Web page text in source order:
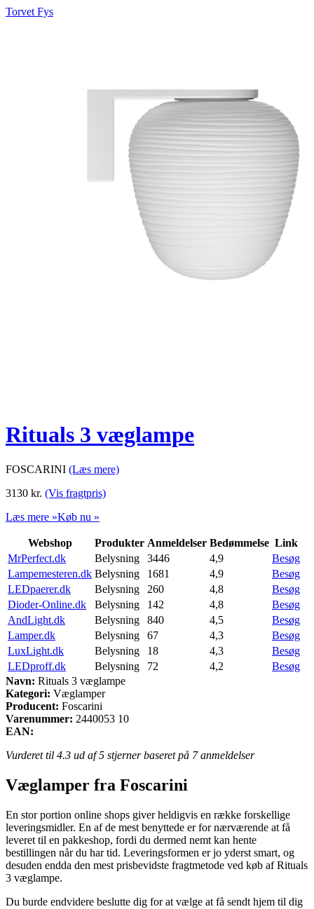
Torvet Fys
Rituals 3 væglampe
FOSCARINI (Læs mere)
3130 kr. (Vis fragtpris)
Læs mere »Køb nu »
Webshop Produkter Anmeldelser Bedømmelse Link
MrPerfect.dk
Belysning 3446 4,9
Besøg
Lampemesteren.dk Belysning 1681 4,9
Besøg
LEDpaerer.dk
Belysning 260 4,8
Besøg
Dioder-Online.dk
Belysning 142 4,8
Besøg
AndLight.dk
Belysning 840 4,5
Besøg
Lamper.dk
Belysning 67 4,3
Besøg
LuxLight.dk
Belysning 18 4,3
Besøg
LEDproff.dk
Belysning 72 4,2
Besøg
Navn: Rituals 3 væglampe
Kategori: Væglamper
Producent: Foscarini
Varenummer: 2440053 10
EAN:
Vurderet til 4.3 ud af 5 stjerner baseret på 7anmeldelser
Væglamper fra Foscarini
En stor portion online shops giver heldigvis en række forskellige
leveringsmidler. En af de mest benyttede er for nærværende at få
leveret til en pakkeshop, fordi du dermed nemt kan hente
bestillingen når du har tid. Leveringsformen er jo yderst smart, og
desuden endda den mest prisbevidste fragtmetode ved køb af Rituals
3 væglampe.
Du burde endvidere beslutte dig for at vælge at få sendt hjem til dig